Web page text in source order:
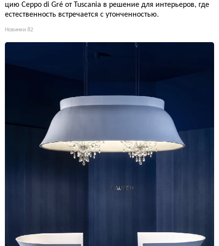
цию Ceppo di Gré от Tuscania в решение для интерьеров, где
естественность встречается с утонченностью.
Новинки 82